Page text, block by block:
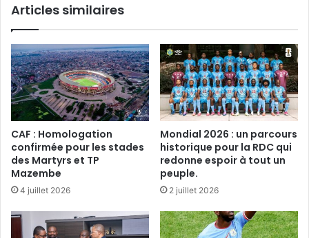
de
Articles similaires
CAF : Homologation
confirmée pour les stades
des Martyrs et TP
Mazembe
4 juillet 2026
Mondial 2026 : un parcours
historique pour la RDC qui
redonne espoir à tout un
peuple.
2 juillet 2026